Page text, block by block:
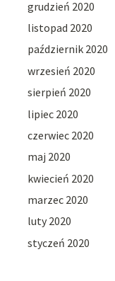
grudzień 2020
listopad 2020
październik 2020
wrzesień 2020
sierpień 2020
lipiec 2020
czerwiec 2020
maj 2020
kwiecień 2020
marzec 2020
luty 2020
styczeń 2020